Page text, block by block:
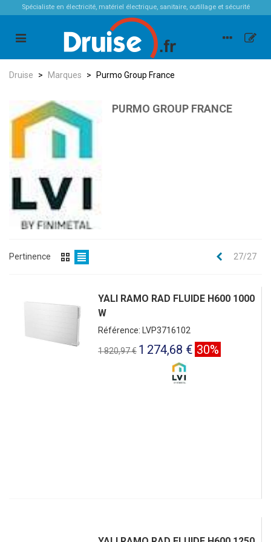
Spécialiste en électricité, matériel électrique, sanitaire, outillage et sécurité
Druise > Marques > Purmo Group France
PURMO GROUP FRANCE
Pertinence Précédent
27/27
YALI RAMO RAD FLUIDE H600 1000
W
Référence: LVP3716102
1 820,97 € 1 274,68 € 30%